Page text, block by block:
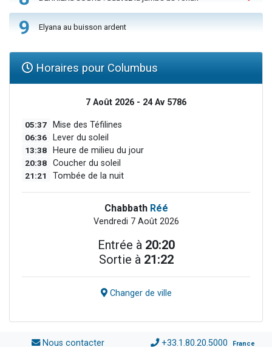
9 Elyana au buisson ardent
Horaires pour Columbus
7 Août 2026 - 24 Av 5786
05:37 Mise des Téfilines
06:36 Lever du soleil
13:38 Heure de milieu du jour
20:38 Coucher du soleil
21:21 Tombée de la nuit
Chabbath Réé
Vendredi 7 Août 2026
Entrée à 20:20
Sortie à 21:22
Changer de ville
Nous contacter +33.1.80.20.5000 France